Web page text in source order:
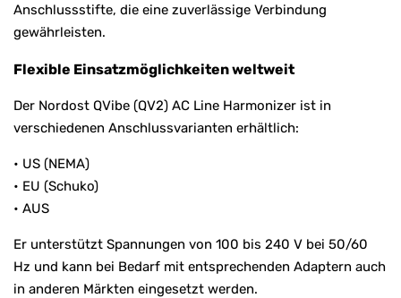
Anschlussstifte, die eine zuverlässige Verbindung
gewährleisten.
Flexible Einsatzmöglichkeiten weltweit
Der Nordost QVibe (QV2) AC Line Harmonizer ist in
verschiedenen Anschlussvarianten erhältlich:
• US (NEMA)
• EU (Schuko)
• AUS
Er unterstützt Spannungen von 100 bis 240 V bei 50/60
Hz und kann bei Bedarf mit entsprechenden Adaptern auch
in anderen Märkten eingesetzt werden.